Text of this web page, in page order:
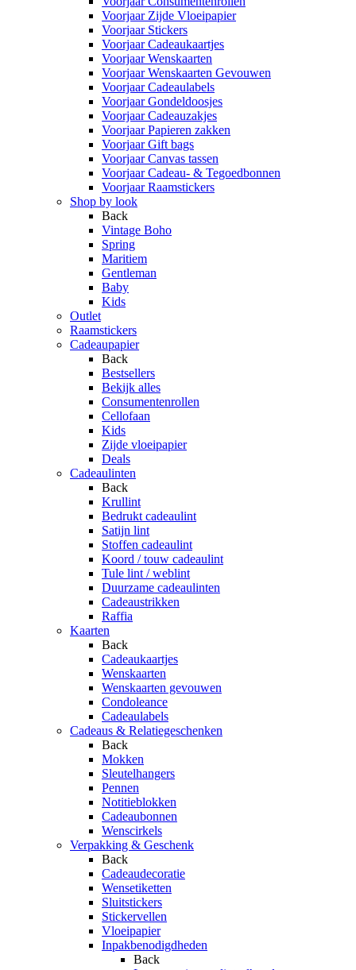
Voorjaar Zijde Vloeipapier
Voorjaar Stickers
Voorjaar Cadeaukaartjes
Voorjaar Wenskaarten
Voorjaar Wenskaarten Gevouwen
Voorjaar Cadeaulabels
Voorjaar Gondeldoosjes
Voorjaar Cadeauzakjes
Voorjaar Papieren zakken
Voorjaar Gift bags
Voorjaar Canvas tassen
Voorjaar Cadeau- & Tegoedbonnen
Voorjaar Raamstickers
Shop by look
Back
Vintage Boho
Spring
Maritiem
Gentleman
Baby
Kids
Outlet
Raamstickers
Cadeaupapier
Back
Bestsellers
Bekijk alles
Consumentenrollen
Cellofaan
Kids
Zijde vloeipapier
Deals
Cadeaulinten
Back
Krullint
Bedrukt cadeaulint
Satijn lint
Stoffen cadeaulint
Koord / touw cadeaulint
Tule lint / weblint
Duurzame cadeaulinten
Cadeaustrikken
Raffia
Kaarten
Back
Cadeaukaartjes
Wenskaarten
Wenskaarten gevouwen
Condoleance
Cadeaulabels
Cadeaus & Relatiegeschenken
Back
Mokken
Sleutelhangers
Pennen
Notitieblokken
Cadeaubonnen
Wenscirkels
Verpakking & Geschenk
Back
Cadeaudecoratie
Wensetiketten
Sluitstickers
Stickervellen
Vloeipapier
Inpakbenodigdheden
Back